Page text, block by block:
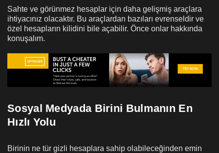
Sahte ve görünmez hesaplar için daha gelişmiş araçlara
ihtiyacınız olacaktır. Bu araçlardan bazıları evrenseldir ve
özel hesapların kilidini bile açabilir. Önce onlar hakkında
konuşalım.
Sosyal Medyada Birini Bulmanın En
Hızlı Yolu
Birinin ne tür gizli hesaplara sahip olabileceğinden emin